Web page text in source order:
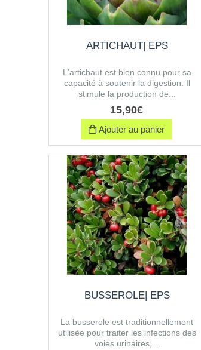
ARTICHAUT| EPS
L'artichaut est bien connu pour sa
capacité à soutenir la digestion. Il
stimule la production de...
15,90€
Ajouter au panier
BUSSEROLE| EPS
La busserole est traditionnellement
utilisée pour traiter les infections des
voies urinaires,...